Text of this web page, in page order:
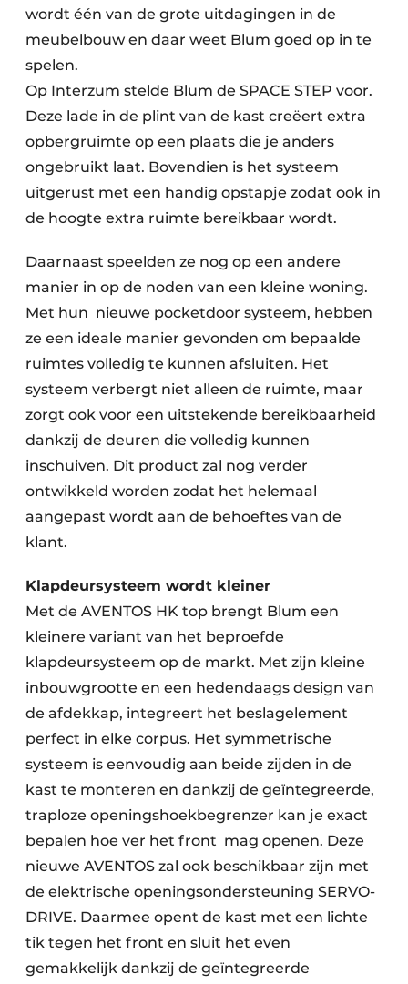
wordt één van de grote uitdagingen in de
meubelbouw en daar weet Blum goed op in te
spelen.
Op Interzum stelde Blum de SPACE STEP voor.
Deze lade in de plint van de kast creëert extra
opbergruimte op een plaats die je anders
ongebruikt laat. Bovendien is het systeem
uitgerust met een handig opstapje zodat ook in
de hoogte extra ruimte bereikbaar wordt.
Daarnaast speelden ze nog op een andere
manier in op de noden van een kleine woning.
Met hun nieuwe pocketdoor systeem, hebben
ze een ideale manier gevonden om bepaalde
ruimtes volledig te kunnen afsluiten. Het
systeem verbergt niet alleen de ruimte, maar
zorgt ook voor een uitstekende bereikbaarheid
dankzij de deuren die volledig kunnen
inschuiven. Dit product zal nog verder
ontwikkeld worden zodat het helemaal
aangepast wordt aan de behoeftes van de
klant.
Klapdeursysteem wordt kleiner
Met de AVENTOS HK top brengt Blum een
kleinere variant van het beproefde
klapdeursysteem op de markt. Met zijn kleine
inbouwgrootte en een hedendaags design van
de afdekkap, integreert het beslagelement
perfect in elke corpus. Het symmetrische
systeem is eenvoudig aan beide zijden in de
kast te monteren en dankzij de geïntegreerde,
traploze openingshoekbegrenzer kan je exact
bepalen hoe ver het front mag openen. Deze
nieuwe AVENTOS zal ook beschikbaar zijn met
de elektrische openingsondersteuning SERVO-
DRIVE. Daarmee opent de kast met een lichte
tik tegen het front en sluit het even
gemakkelijk dankzij de geïntegreerde